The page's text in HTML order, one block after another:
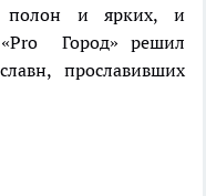
полон и ярких, и
Город» решил
прославивших